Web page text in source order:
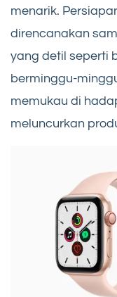
menarik.
direncanakan
yang detil seperti
berminggu-
memukau di
meluncurkan